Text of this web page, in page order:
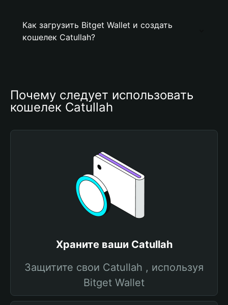
Как загрузить Bitget Wallet и создать
кошелек Catullah?
Почему следует использовать
кошелек Catullah
Храните ваши Catullah
Защитите свои Catullah , используя
Bitget Wallet